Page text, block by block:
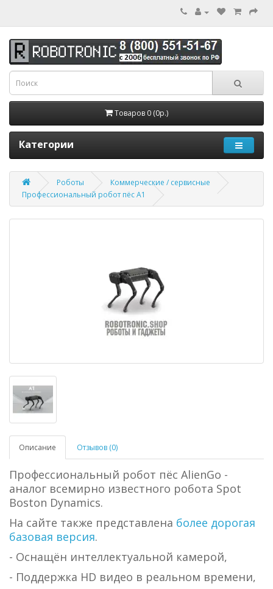
Товаров 0 (0р.)
Категории
Роботы
Коммерческие / сервисные
Профессиональный робот пёс A1
Описание Отзывов (0)
Профессиональный робот пёс AlienGo -
аналог всемирно известного робота Spot
Boston Dynamics.
На сайте также представлена более дорогая
базовая версия.
- Оснащён интеллектуальной камерой,
- Поддержка HD видео в реальном времени,